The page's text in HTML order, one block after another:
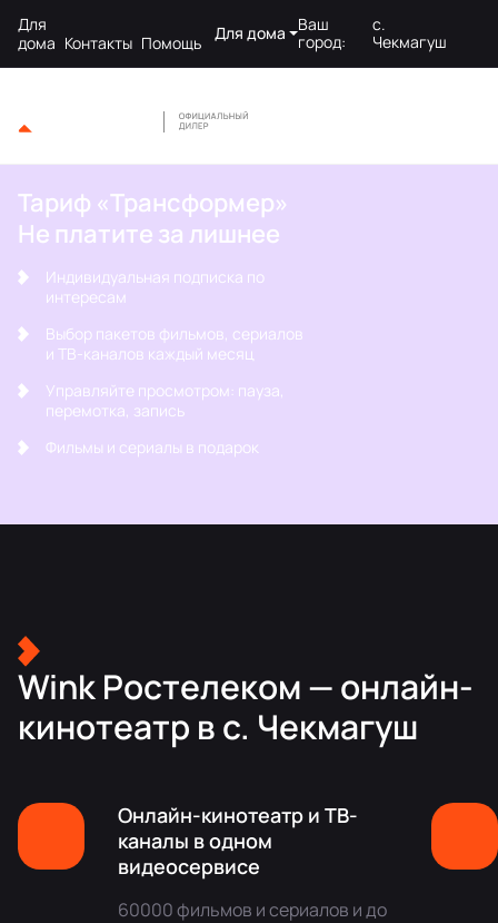
Для
дома Контакты Помощь Для дома
Ваш
город:
с.
Чекмагуш
Тариф «Трансформер»
Не платите за лишнее
Индивидуальная подписка по
интересам
Выбор пакетов фильмов, сериалов
и ТВ-каналов каждый месяц
Управляйте просмотром: пауза,
перемотка, запись
Фильмы и сериалы в подарок
Wink Ростелеком — онлайн-
кинотеатр в с. Чекмагуш
Онлайн-кинотеатр и ТВ-
каналы в одном
видеосервисе
60000 фильмов и сериалов и до